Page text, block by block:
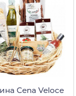
Cena Veloce